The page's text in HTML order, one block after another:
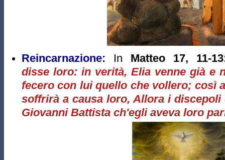
Reincarnazione: In Matteo 17, 11-
disse loro: in verità, Elia venne già e
fecero con lui quello che vollero; così
soffrirà a causa loro, Allora i
Giovanni Battista ch'egli aveva loro